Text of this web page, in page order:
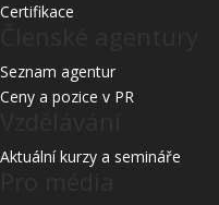
Certifikace
Seznam agentur
Ceny a pozice v PR
Aktuální kurzy a semináře